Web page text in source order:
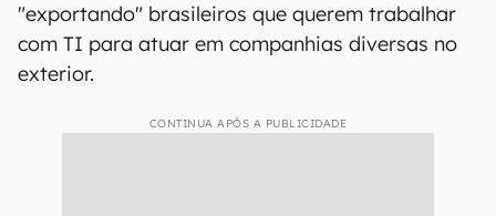
"exportando" brasileiros que querem trabalhar
com TI para atuar em companhias diversas no
exterior.
CONTINUA APÓS A PUBLICIDADE